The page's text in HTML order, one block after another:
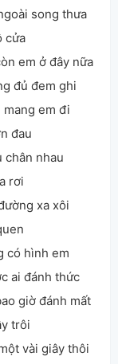
song thưa
cửa
em ở đây nữa
đủ đem ghi
mang em đi
đau
chân nhau
rơi
xa xôi
có hình em
ai đánh thức
giờ đánh mất
trôi
vài giây thôi